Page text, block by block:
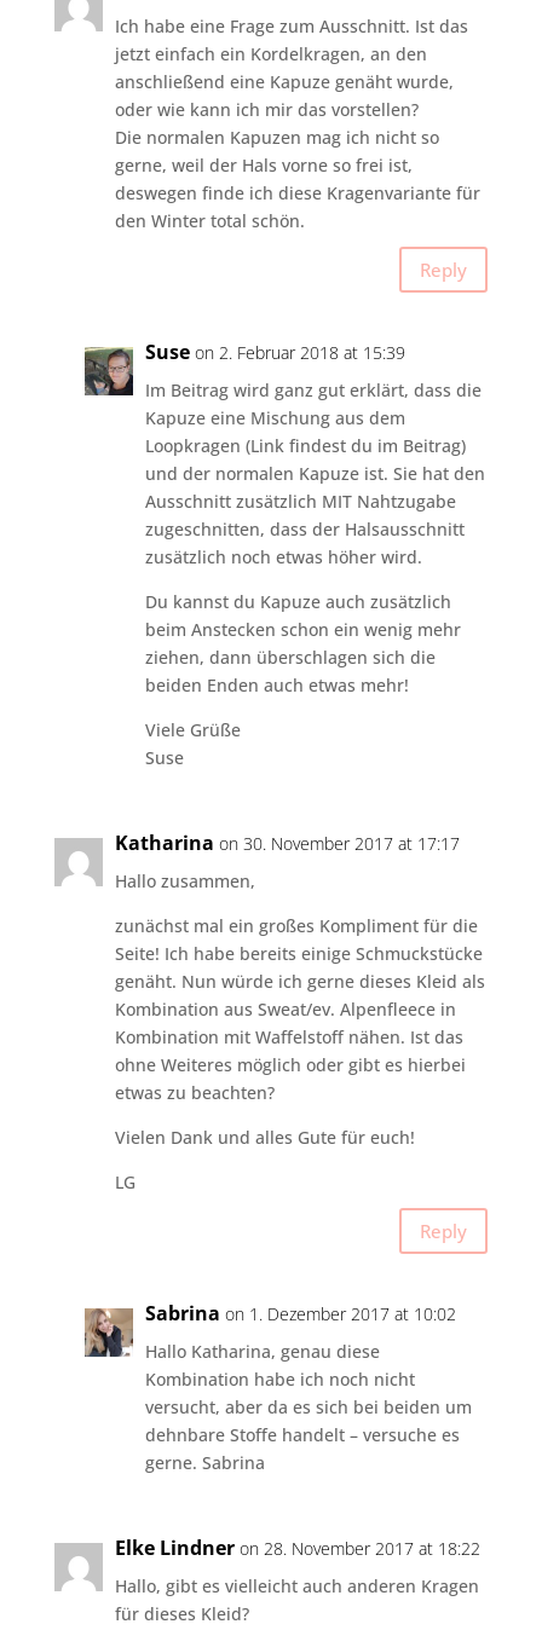
Ich habe eine Frage zum Ausschnitt. Ist das
jetzt einfach ein Kordelkragen, an den
anschließend eine Kapuze genäht wurde,
oder wie kann ich mir das vorstellen?
Die normalen Kapuzen mag ich nicht so
gerne, weil der Hals vorne so frei ist,
deswegen finde ich diese Kragenvariante für
den Winter total schön.
Reply
Suse on 2. Februar 2018 at 15:39
Im Beitrag wird ganz gut erklärt, dass die
Kapuze eine Mischung aus dem
Loopkragen (Link findest du im Beitrag)
und der normalen Kapuze ist. Sie hat den
Ausschnitt zusätzlich MIT Nahtzugabe
zugeschnitten, dass der Halsausschnitt
zusätzlich noch etwas höher wird.
Du kannst du Kapuze auch zusätzlich
beim Anstecken schon ein wenig mehr
ziehen, dann überschlagen sich die
beiden Enden auch etwas mehr!
Viele Grüße
Suse
Katharina on 30. November 2017 at 17:17
Hallo zusammen,
zunächst mal ein großes Kompliment für die
Seite! Ich habe bereits einige Schmuckstücke
genäht. Nun würde ich gerne dieses Kleid als
Kombination aus Sweat/ev. Alpenfleece in
Kombination mit Waffelstoff nähen. Ist das
ohne Weiteres möglich oder gibt es hierbei
etwas zu beachten?
Vielen Dank und alles Gute für euch!
LG
Reply
Sabrina on 1. Dezember 2017 at 10:02
Hallo Katharina, genau diese
Kombination habe ich noch nicht
versucht, aber da es sich bei beiden um
dehnbare Stoffe handelt – versuche es
gerne. Sabrina
Elke Lindner on 28. November 2017 at 18:22
Hallo, gibt es vielleicht auch anderen Kragen
für dieses Kleid?